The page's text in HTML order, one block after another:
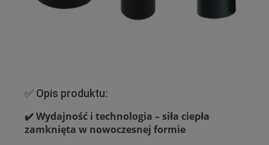
✅ Opis produktu:
✔️ Wydajność i technologia – siła ciepła
zamknięta w nowoczesnej formie